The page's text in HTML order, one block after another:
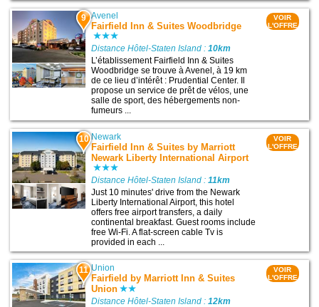
9 Avenel
Fairfield Inn & Suites Woodbridge
Distance Hôtel-Staten Island :10km
L’établissement Fairfield Inn & Suites
Woodbridge se trouve à Avenel, à 19 km
de ce lieu d’intérêt : Prudential Center. Il
propose un service de prêt de vélos, une
salle de sport, des hébergements non-
fumeurs ...
VOIR
L'OFFRE
10 Newark
Fairfield Inn & Suites by Marriott
Newark Liberty International Airport
Distance Hôtel-Staten Island :11km
Just 10 minutes' drive from the Newark
Liberty International Airport, this hotel
offers free airport transfers, a daily
continental breakfast. Guest rooms include
free Wi-Fi. A flat-screen cable Tv is
provided in each ...
VOIR
L'OFFRE
11 Union
Fairfield by Marriott Inn & Suites
Union
Distance Hôtel-Staten Island :12km
VOIR
L'OFFRE